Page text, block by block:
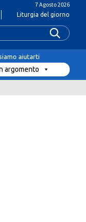
7 Agosto 2026
Liturgia del giorno
argomento